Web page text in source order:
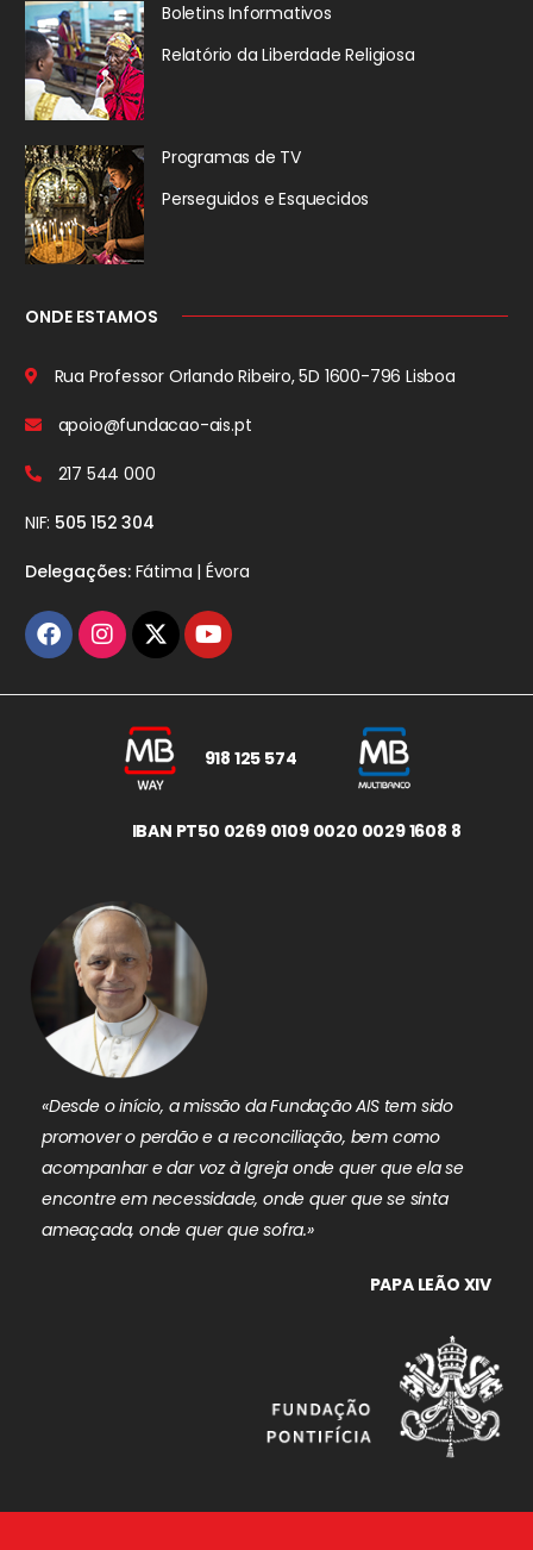
Boletins Informativos
Relatório da Liberdade Religiosa
Programas de TV
Perseguidos e Esquecidos
ONDE ESTAMOS
Rua Professor Orlando Ribeiro, 5D 1600-796 Lisboa
apoio@fundacao-ais.pt
217 544 000
NIF: 505 152 304
Delegações:Fátima | Évora
918 125 574
IBAN PT50 0269 0109 0020 0029 1608 8
«Desde o início, a missão da Fundação AIS tem sido
promover o perdão e a reconciliação, bem como
acompanhar e dar voz à Igreja onde quer que ela se
encontre em necessidade, onde quer que se sinta
ameaçada, onde quer que sofra.»
PAPA LEÃO XIV